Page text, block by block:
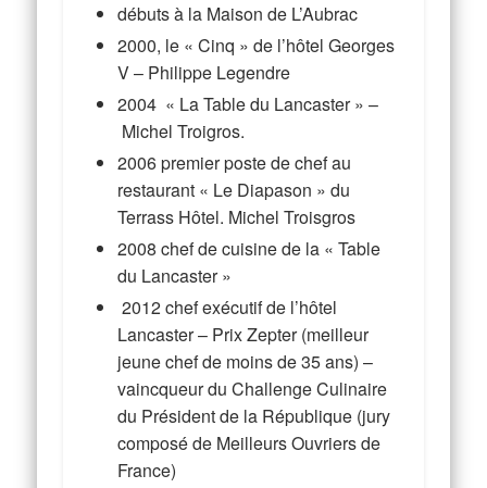
débuts à la Maison de L’Aubrac
2000, le « Cinq » de l’hôtel Georges
V – Philippe Legendre
2004 « La Table du Lancaster » –
Michel Troigros.
2006 premier poste de chef au
restaurant « Le Diapason » du
Terrass Hôtel. Michel Troisgros
2008 chef de cuisine de la « Table
du Lancaster »
2012 chef exécutif de l’hôtel
Lancaster – Prix Zepter (meilleur
jeune chef de moins de 35 ans) –
vaincqueur du Challenge Culinaire
du Président de la République (jury
composé de Meilleurs Ouvriers de
France)